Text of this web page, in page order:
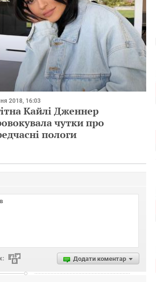
2018, 16:03
Кайлі Дженнер
чутки про
пологи
Додати коментар